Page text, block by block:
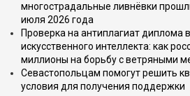
многострадальные ливнёвки
июля 2026 года
Проверка на антиплагиат диплома
искусственного интеллекта: как
миллионы на борьбу с ветряными
Севастопольцам помогут решить
условия для получения поддержки